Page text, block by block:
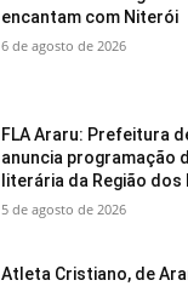
encantam com Niterói
6 de agosto de 2026
FLA Araru: Prefeitura
anuncia programação
literária da Região dos
5 de agosto de 2026
Atleta Cristiano, de